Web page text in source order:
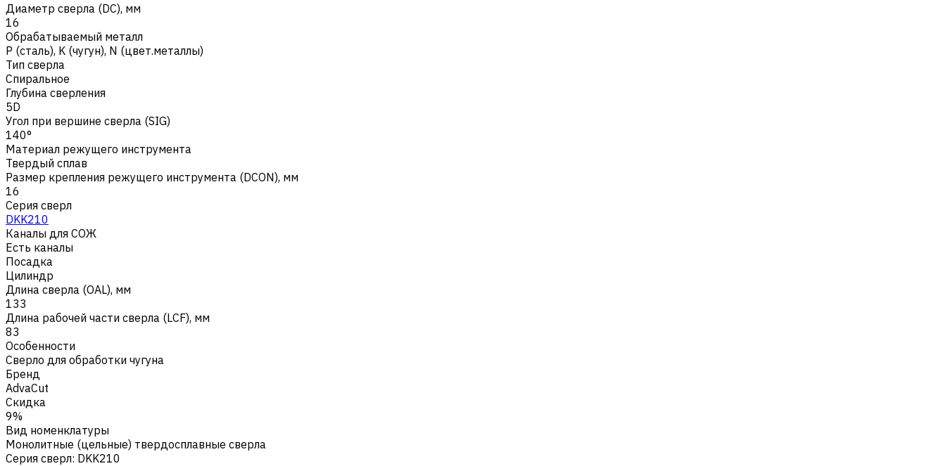
Диаметр сверла (DC), мм
16
Обрабатываемый металл
Р (сталь), K (чугун), N (цвет.металлы)
Тип сверла
Спиральное
Глубина сверления
5D
Угол при вершине сверла (SIG)
140°
Материал режущего инструмента
Твердый сплав
Размер крепления режущего инструмента (DCON), мм
16
Серия сверл
DKK210
Каналы для СОЖ
Есть каналы
Посадка
Цилиндр
Длина сверла (OAL), мм
133
Длина рабочей части сверла (LCF), мм
83
Особенности
Сверло для обработки чугуна
Бренд
AdvaCut
Скидка
9%
Вид номенклатуры
Монолитные (цельные) твердосплавные сверла
Серия сверл: DKK210